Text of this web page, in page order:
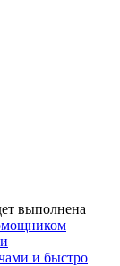
выполнена
и быстро